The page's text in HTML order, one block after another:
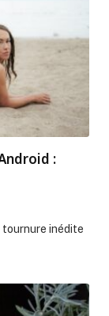
:
tournure inédite